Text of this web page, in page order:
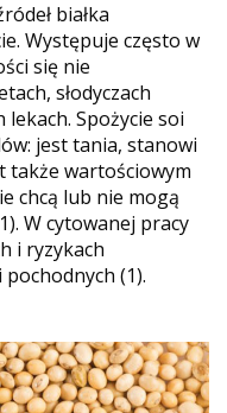
białka
Występuje często w
się nie
słodyczach
Spożycie soi
jest tania, stanowi
także wartościowym
chcą lub nie mogą
W cytowanej pracy
i ryzykach
(1).